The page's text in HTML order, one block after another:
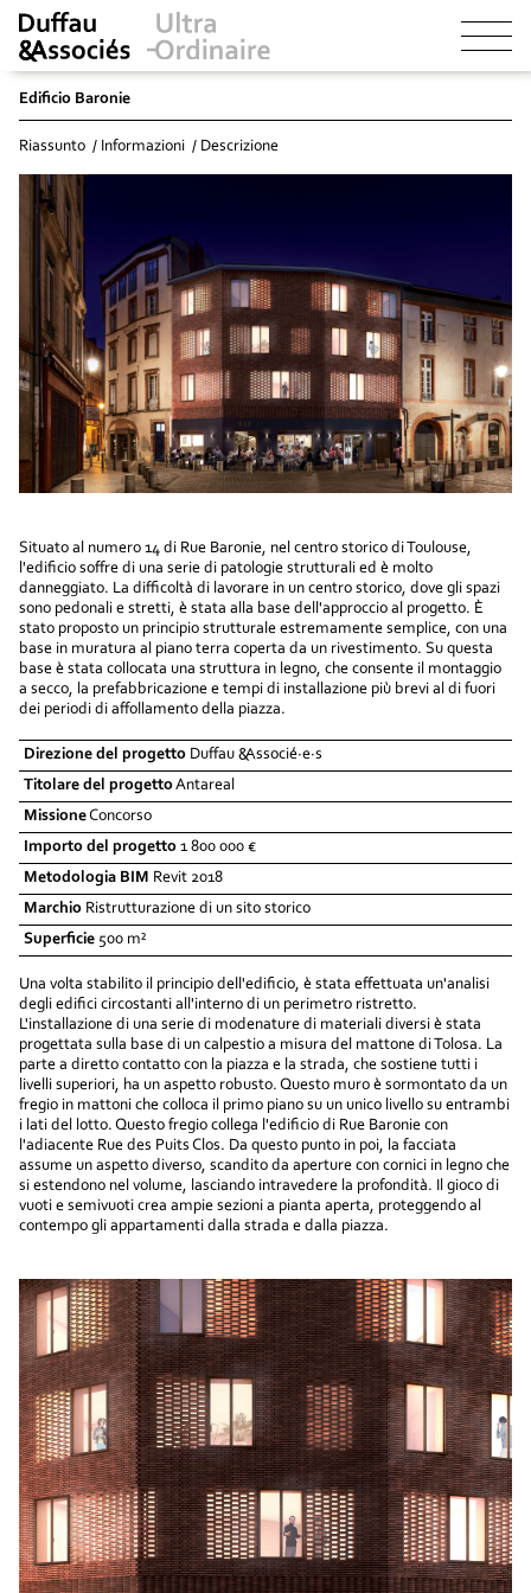
Edificio Baronie
Riassunto Informazioni Descrizione
Situato al numero 14 di Rue Baronie, nel centro storico di Toulouse,
l'edificio soffre di una serie di patologie strutturali ed è molto
danneggiato. La difficoltà di lavorare in un centro storico, dove gli spazi
sono pedonali e stretti, è stata alla base dell'approccio al progetto. È
stato proposto un principio strutturale estremamente semplice, con una
base in muratura al piano terra coperta da un rivestimento. Su questa
base è stata collocata una struttura in legno, che consente il montaggio
a secco, la prefabbricazione e tempi di installazione più brevi al di fuori
dei periodi di affollamento della piazza.
Direzione del progetto Duffau &Associé·e·s
Titolare del progettoAntareal
MissioneConcorso
Importo del progetto 1 800 000 €
Metodologia BIM Revit 2018
Marchio Ristrutturazione di un sito storico
Superficie 500 m²
Una volta stabilito il principio dell'edificio, è stata effettuata un'analisi
degli edifici circostanti all'interno di un perimetro ristretto.
L'installazione di una serie di modenature di materiali diversi è stata
progettata sulla base di un calpestio a misura del mattone di Tolosa. La
parte a diretto contatto con la piazza e la strada, che sostiene tutti i
livelli superiori, ha un aspetto robusto. Questo muro è sormontato da un
fregio in mattoni che colloca il primo piano su un unico livello su entrambi
i lati del lotto. Questo fregio collega l'edificio di Rue Baronie con
l'adiacente Rue des Puits Clos. Da questo punto in poi, la facciata
assume un aspetto diverso, scandito da aperture con cornici in legno che
si estendono nel volume, lasciando intravedere la profondità. Il gioco di
vuoti e semivuoti crea ampie sezioni a pianta aperta, proteggendo al
contempo gli appartamenti dalla strada e dalla piazza.